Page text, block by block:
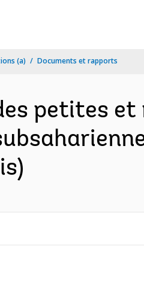
(a) Documents et rapports
petites